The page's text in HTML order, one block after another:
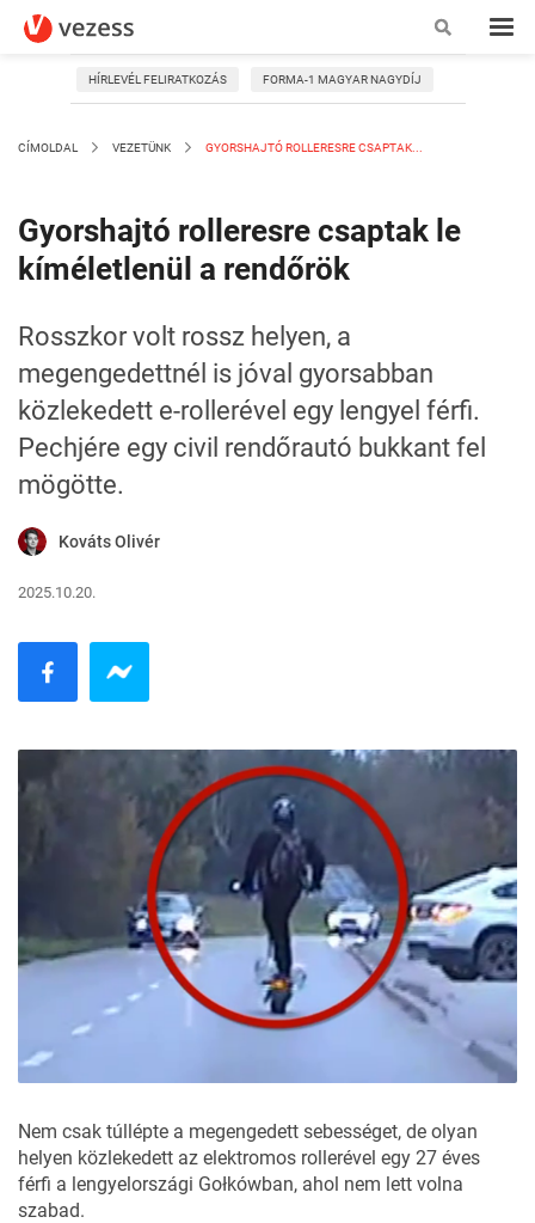
HÍRLEVÉL FELIRATKOZÁS FORMA-1 MAGYAR NAGYDÍJ
CÍMOLDAL VEZETÜNK GYORSHAJTÓ ROLLERESRE CSAPTAK...
Gyorshajtó rolleresre csaptak le
kíméletlenül a rendőrök
Rosszkor volt rossz helyen, a
megengedettnél is jóval gyorsabban
közlekedett e-rollerével egy lengyel férfi.
Pechjére egy civil rendőrautó bukkant fel
mögötte.
Kováts Olivér
2025.10.20.
Nem csak túllépte a megengedett sebességet, de olyan
helyen közlekedett az elektromos rollerével egy 27 éves
férfi a lengyelországi Gołkówban, ahol nem lett volna
szabad.